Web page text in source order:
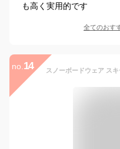
も高く実用的です
全てのおす
no. 14